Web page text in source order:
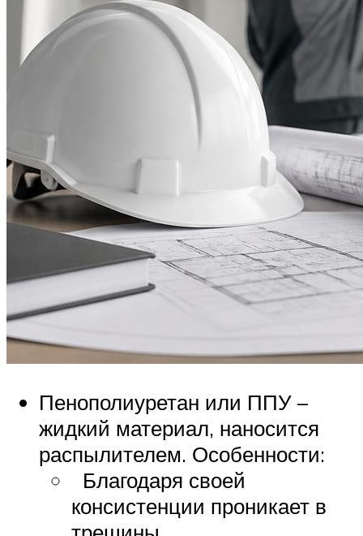
Пенополиуретан или ППУ –
жидкий материал, наносится
распылителем. Особенности:
Благодаря своей
консистенции проникает в